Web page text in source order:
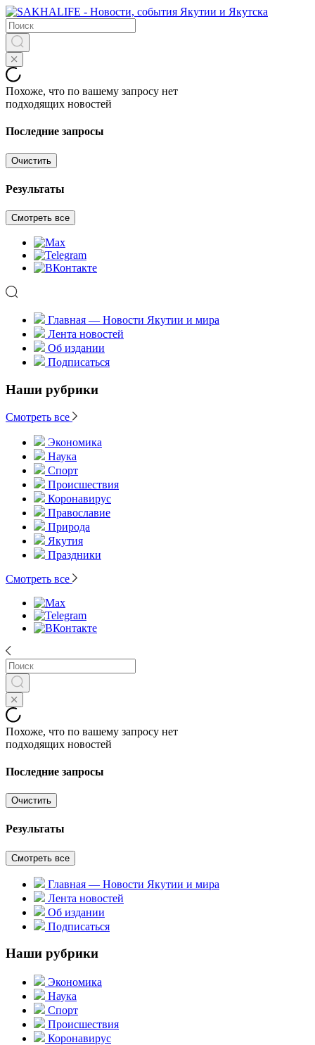
Похоже, что по вашему запросу нет
подходящих новостей
Последние запросы
Очистить
Результаты
Смотреть все
Главная — Новости Якутии и мира
Лента новостей
Об издании
Подписаться
Наши рубрики
Смотреть все
Экономика
Наука
Спорт
Происшествия
Коронавирус
Православие
Природа
Якутия
Праздники
Смотреть все
Похоже, что по вашему запросу нет
подходящих новостей
Последние запросы
Очистить
Результаты
Смотреть все
Главная — Новости Якутии и мира
Лента новостей
Об издании
Подписаться
Наши рубрики
Экономика
Наука
Спорт
Происшествия
Коронавирус